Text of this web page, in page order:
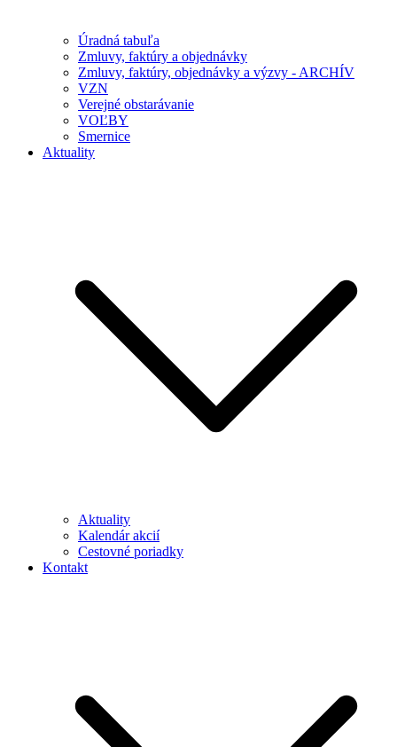
Úradná tabuľa
Zmluvy, faktúry a objednávky
Zmluvy, faktúry, objednávky a výzvy - ARCHÍV
VZN
Verejné obstarávanie
VOĽBY
Smernice
Aktuality
Aktuality
Kalendár akcií
Cestovné poriadky
Kontakt